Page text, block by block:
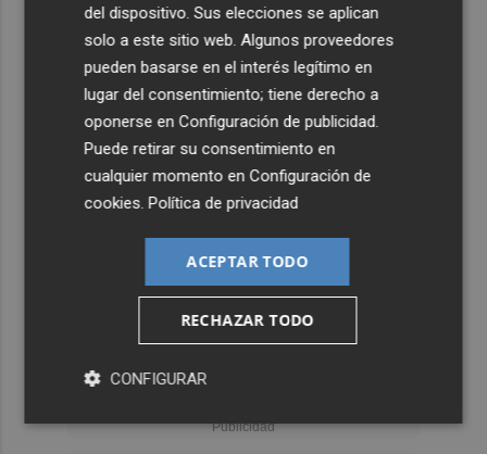
del dispositivo. Sus elecciones se aplican
solo a este sitio web. Algunos proveedores
pueden basarse en el interés legítimo en
lugar del consentimiento; tiene derecho a
oponerse enConfiguración de publicidad.
Puede retirar su consentimiento en
cualquier momento enConfiguración de
cookies.Política de privacidad
ACEPTAR TODO
RECHAZAR TODO
CONFIGURAR